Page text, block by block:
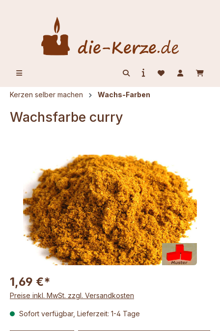
Kerzen selber machen Wachs-Farben
Wachsfarbe curry
Bildergalerie überspringen
1,69 €*
Preise inkl. MwSt. zzgl. Versandkosten
Sofort verfügbar, Lieferzeit: 1-4 Tage